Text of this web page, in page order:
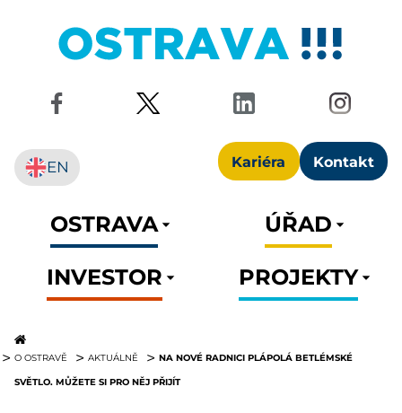
Kariéra Kontakt
EN
OSTRAVA
ÚŘAD
INVESTOR
PROJEKTY
O OSTRAVĚ AKTUÁLNĚ
NA NOVÉ RADNICI PLÁPOLÁ BETLÉMSKÉ
SVĚTLO. MŮŽETE SI PRO NĚJ PŘIJÍT